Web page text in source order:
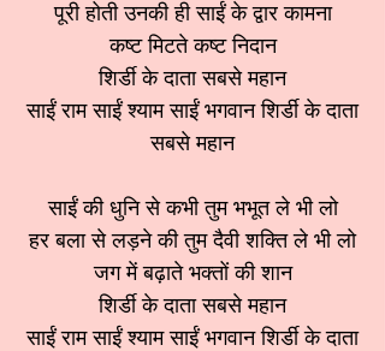
पूरी होती उनकी ही साईं के द्वार कामना
कष्ट मिटते कष्ट निदान
शिर्डी के दाता सबसे महान
साईं राम साईं श्याम साईं भगवान शिर्डी के दाता
सबसे महान
साईं की धुनि से कभी तुम भभूत ले भी लो
हर बला से लड़ने की तुम दैवी शक्ति ले भी लो
जग में बढ़ाते भक्तों की शान
शिर्डी के दाता सबसे महान
साईं राम साईं श्याम साईं भगवान शिर्डी के दाता